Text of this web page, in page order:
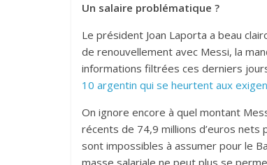
Un salaire problématique ?
Le président Joan Laporta a beau
de renouvellement avec Messi, la
informations filtrées ces derniers
10 argentin qui se heurtent aux
On ignore encore à quel montant
récents de 74,9 millions d’euros nets
sont impossibles à assumer pour le
masse salariale ne peut plus se